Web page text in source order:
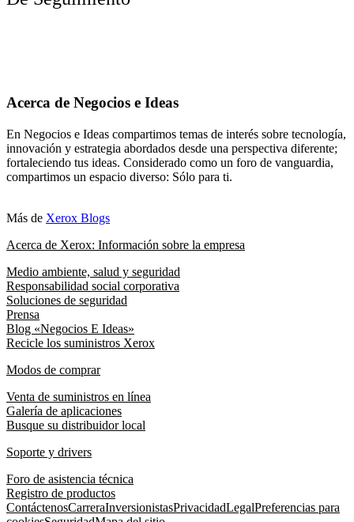
Acerca de Negocios e Ideas
En Negocios e Ideas compartimos temas de interés sobre tecnología,
innovación y estrategia abordados desde una perspectiva diferente;
fortaleciendo tus ideas. Considerado como un foro de vanguardia,
compartimos un espacio diverso: Sólo para ti.
Más de Xerox Blogs
Acerca de Xerox: Información sobre la empresa
Medio ambiente, salud y seguridad
Responsabilidad social corporativa
Soluciones de seguridad
Prensa
Blog «Negocios E Ideas»
Recicle los suministros Xerox
Modos de comprar
Venta de suministros en línea
Galería de aplicaciones
Busque su distribuidor local
Soporte y drivers
Foro de asistencia técnica
Registro de productos
ContáctenosCarreraInversionistasPrivacidadLegalPreferencias para